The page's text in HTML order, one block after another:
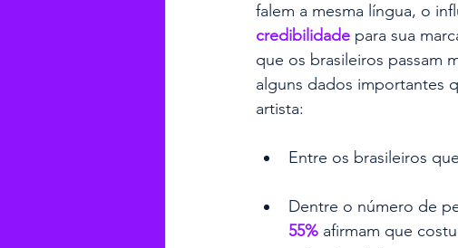
falem a mesma língua, o
credibilidade para sua
que os brasileiros passam
alguns dados importantes
artista:
Entre os brasileiros
Dentre o número de
55% afirmam que